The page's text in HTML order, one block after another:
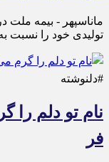
تولیدی خود را نسبت به
#دلنوشته
نام تو دلم
فر